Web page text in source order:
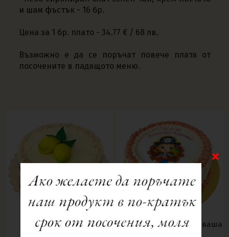
и шам фъстък - 16 бр.
Цена за 1 бр. плато - 34.77 € / 68 лв.
Възможно е да се поръчат повече плата от
посочените в падащото меню.
Торти, рула, десерти
Фото торти - може и с ваша